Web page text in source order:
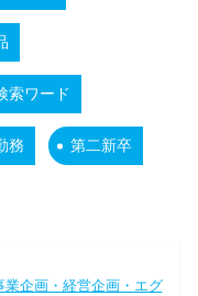
索ワード
務 第二新卒
業企画・経営企画・エグ